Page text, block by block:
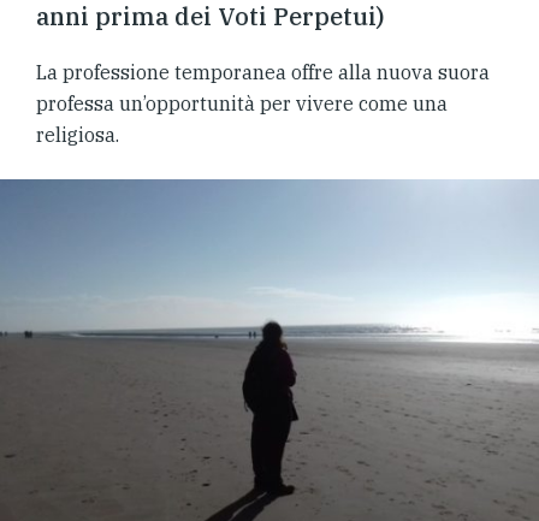
anni prima dei Voti Perpetui)
La professione temporanea offre alla nuova suora
professa un’opportunità per vivere come una
religiosa.